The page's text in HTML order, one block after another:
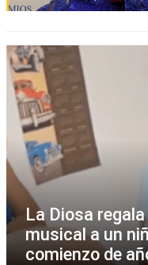
La Diosa
musical a un
comienzo de